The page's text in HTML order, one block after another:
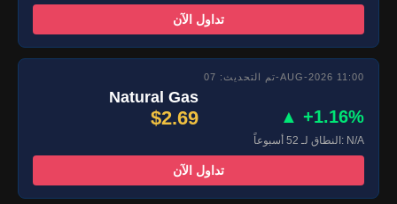
تداول الآن
تم التحديث: 07-AUG-2026 11:00
Natural Gas
$2.69 ▲ +1.16%
النطاق لـ 52 أسبوعاً: N/A
تداول الآن